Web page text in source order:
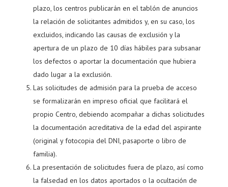
plazo, los centros publicarán en el tablón de anuncios
la relación de solicitantes admitidos y, en su caso, los
excluidos, indicando las causas de exclusión y la
apertura de un plazo de 10 días hábiles para subsanar
los defectos o aportar la documentación que hubiera
dado lugar a la exclusión.
Las solicitudes de admisión para la prueba de acceso
se formalizarán en impreso oficial que facilitará el
propio Centro, debiendo acompañar a dichas solicitudes
la documentación acreditativa de la edad del aspirante
(original y fotocopia del DNI, pasaporte o libro de
familia).
La presentación de solicitudes fuera de plazo, así como
la falsedad en los datos aportados o la ocultación de